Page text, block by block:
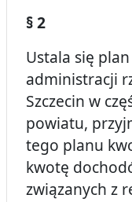
§ 2
Ustala się
administracji
Szczecin w
powiatu,
tego planu
kwotę
związanych z